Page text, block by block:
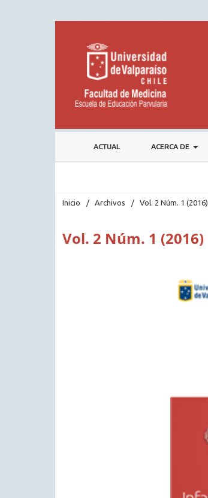
ACTUAL ACERCA DE
Inicio / Archivos / Vol. 2 Núm. 1 (2016)
Vol. 2 Núm. 1 (2016)